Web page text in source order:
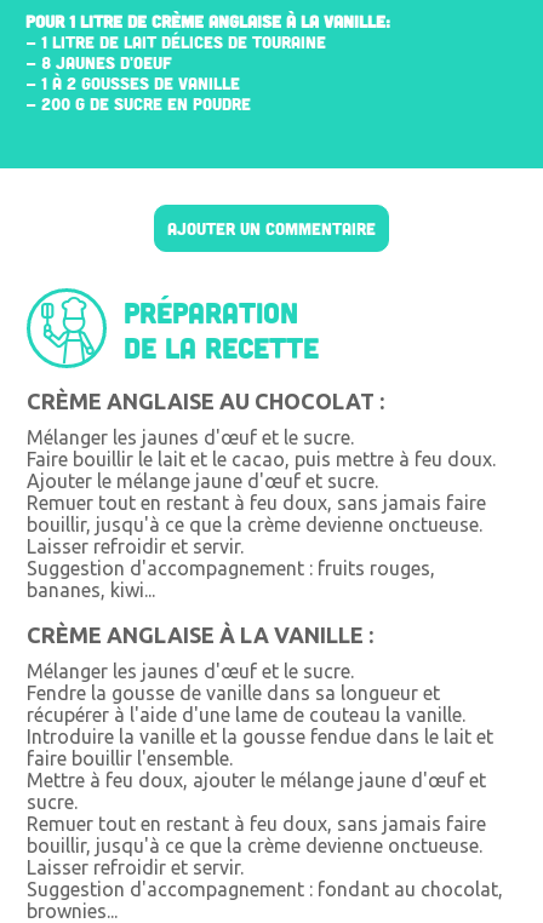
POUR 1 LITRE DE CRÈME ANGLAISE À LA VANILLE:
- 1 LITRE DE LAIT DÉLICES DE TOURAINE
- 8 JAUNES D'ŒUF
- 1 À 2 GOUSSES DE VANILLE
- 200 G DE SUCRE EN POUDRE
AJOUTER UN COMMENTAIRE
Préparation
de la recette
CRÈME ANGLAISE AU CHOCOLAT :
Mélanger les jaunes d'œuf et le sucre.
Faire bouillir le lait et le cacao, puis mettre à feu doux.
Ajouter le mélange jaune d'œuf et sucre.
Remuer tout en restant à feu doux, sans jamais faire
bouillir, jusqu'à ce que la crème devienne onctueuse.
Laisser refroidir et servir.
Suggestion d'accompagnement : fruits rouges,
bananes, kiwi...
CRÈME ANGLAISE À LA VANILLE :
Mélanger les jaunes d'œuf et le sucre.
Fendre la gousse de vanille dans sa longueur et
récupérer à l'aide d'une lame de couteau la vanille.
Introduire la vanille et la gousse fendue dans le lait et
faire bouillir l'ensemble.
Mettre à feu doux, ajouter le mélange jaune d'œuf et
sucre.
Remuer tout en restant à feu doux, sans jamais faire
bouillir, jusqu'à ce que la crème devienne onctueuse.
Laisser refroidir et servir.
Suggestion d'accompagnement : fondant au chocolat,
brownies...